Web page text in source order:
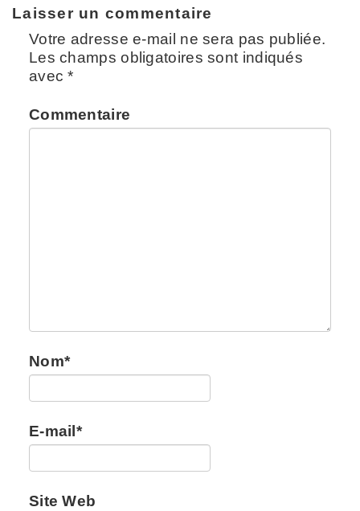
Laisser un commentaire
Votre adresse e-mail ne sera pas publiée.
Les champs obligatoires sont indiqués
avec*
Commentaire
Nom*
E-mail*
Site Web